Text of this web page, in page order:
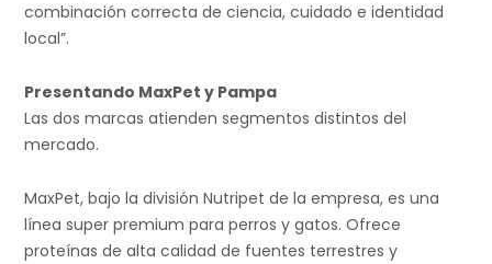
combinación correcta de ciencia, cuidado e identidad
local”.
Presentando MaxPet y Pampa
Las dos marcas atienden segmentos distintos del
mercado.
MaxPet, bajo la división Nutripet de la empresa, es una
línea super premium para perros y gatos. Ofrece
proteínas de alta calidad de fuentes terrestres y